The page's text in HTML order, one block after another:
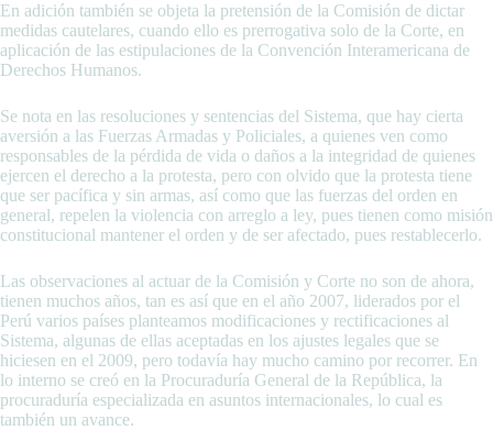
En adición también se objeta la pretensión de la Comisión de dictar
medidas cautelares, cuando ello es prerrogativa solo de la Corte, en
aplicación de las estipulaciones de la Convención Interamericana de
Derechos Humanos.
Se nota en las resoluciones y sentencias del Sistema, que hay cierta
aversión a las Fuerzas Armadas y Policiales, a quienes ven como
responsables de la pérdida de vida o daños a la integridad de quienes
ejercen el derecho a la protesta, pero con olvido que la protesta tiene
que ser pacífica y sin armas, así como que las fuerzas del orden en
general, repelen la violencia con arreglo a ley, pues tienen como misión
constitucional mantener el orden y de ser afectado, pues restablecerlo.
Las observaciones al actuar de la Comisión y Corte no son de ahora,
tienen muchos años, tan es así que en el año 2007, liderados por el
Perú varios países planteamos modificaciones y rectificaciones al
Sistema, algunas de ellas aceptadas en los ajustes legales que se
hiciesen en el 2009, pero todavía hay mucho camino por recorrer. En
lo interno se creó en la Procuraduría General de la República, la
procuraduría especializada en asuntos internacionales, lo cual es
también un avance.